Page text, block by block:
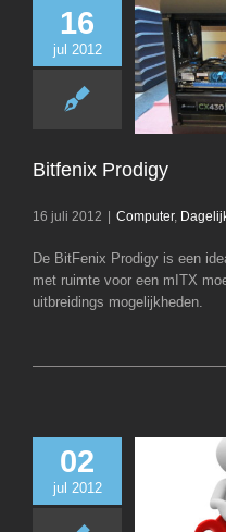
16
jul 2012
Bitfenix Prodigy
16 juli 2012 Computer,
De BitFenix Prodigy is een
met ruimte voor een mITX
uitbreidings mogelijkheden.
02
jul 2012